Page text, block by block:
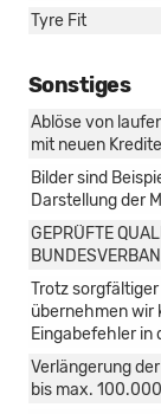
Tyre Fit
Sonstiges
Ablöse von
mit neuen
Bilder sind
Darstellung der
GEPRÜFTE
Trotz
übernehmen wir
Eingabefehler in
Verlängerung
bis max.